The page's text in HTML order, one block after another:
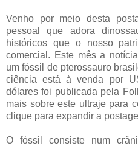
Venho por meio desta
pessoal que adora
históricos que o nosso
comercial. Este mês a
um fóssil de pterossauro
ciência está à venda por
dólares foi publicada pela
mais sobre este ultraje para
clique para expandir a
O fóssil consiste num